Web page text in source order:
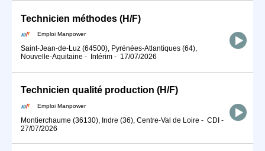
Technicien méthodes (H/F)
Emploi Manpower
Saint-Jean-de-Luz (64500), Pyrénées-Atlantiques (64),
Nouvelle-Aquitaine - Intérim - 17/07/2026
Technicien qualité production (H/F)
Emploi Manpower
Montierchaume (36130), Indre (36), Centre-Val de Loire - CDI -
27/07/2026